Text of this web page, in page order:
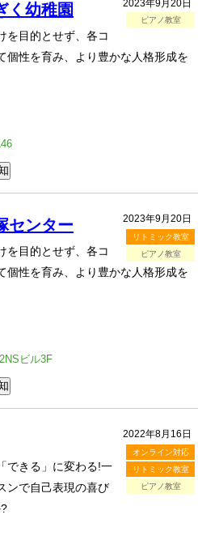
2023年9月20日
ピアノ教室
く幼稚園
を目的とせず、各コ
個性を育み、より豊かな人格形成を
2023年9月20日
リトミック教室
ピアノ教室
センター
を目的とせず、各コ
個性を育み、より豊かな人格形成を
ビル3F
2022年8月16日
オンライン対応
リトミック教室
ピアノ教室
できる」に変わる!一
ンで自己表現の喜び